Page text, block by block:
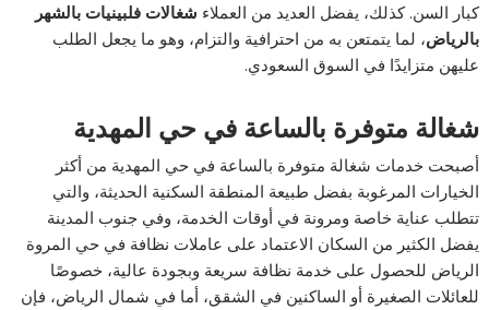
كبار السن. كذلك، يفضل العديد من العملاء شغالات فلبينيات بالشهر
بالرياض، لما يتمتعن به من احترافية والتزام، وهو ما يجعل الطلب
عليهن متزايدًا في السوق السعودي.
شغالة متوفرة بالساعة في حي المهدية
أصبحت خدمات شغالة متوفرة بالساعة في حي المهدية من أكثر
الخيارات المرغوبة بفضل طبيعة المنطقة السكنية الحديثة، والتي
تتطلب عناية خاصة ومرونة في أوقات الخدمة، وفي جنوب المدينة
يفضل الكثير من السكان الاعتماد على عاملات نظافة في حي المروة
الرياض للحصول على خدمة نظافة سريعة وبجودة عالية، خصوصًا
للعائلات الصغيرة أو الساكنين في الشقق، أما في شمال الرياض، فإن